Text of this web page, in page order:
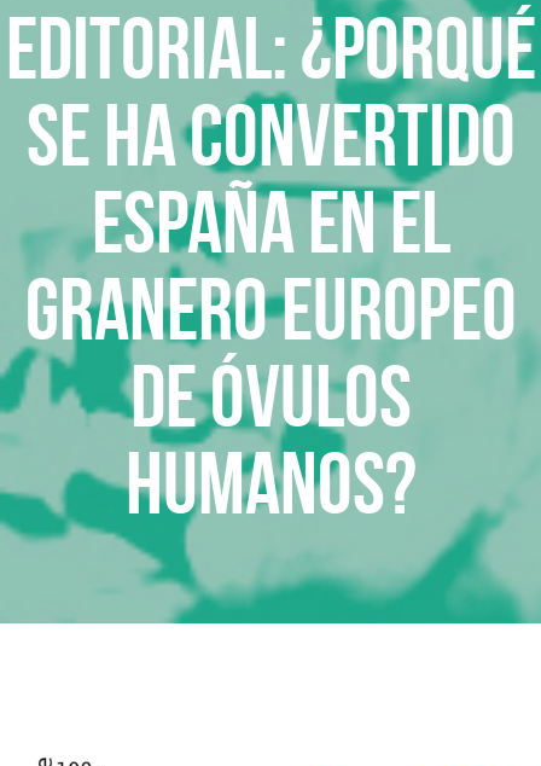
Editorial: ¿Porqué
se ha convertido
España en el
granero europeo
de óvulos
humanos?